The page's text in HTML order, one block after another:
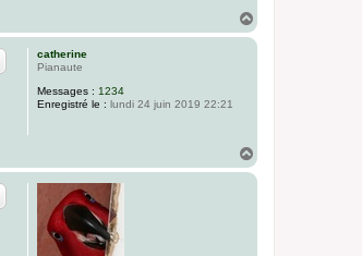
u
catherine
Pianaute
Messages : 1234
Enregistré le : lundi 24 juin 2019 22:21
u